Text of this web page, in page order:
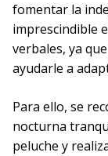
fomentar la
imprescindible
verbales, ya
ayudarle a
Para ello, se
nocturna
peluche y